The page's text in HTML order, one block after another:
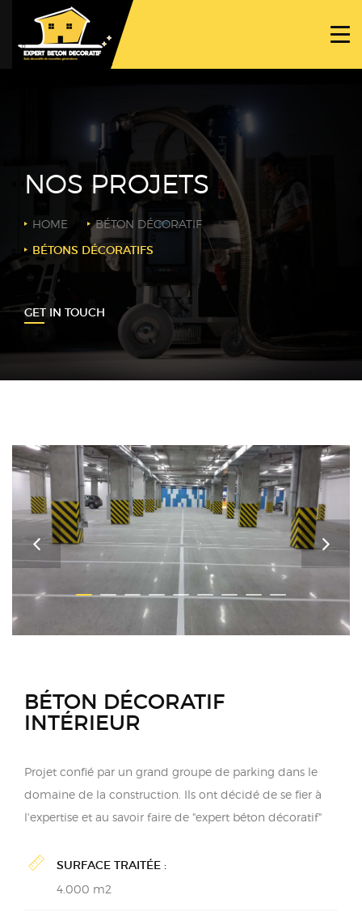
PROJETS
TRAVAUX SPÉCIFIQUES
NOUS CONTACTER
NOS PROJETS
HOME BÉTON DÉCORATIF
BÉTONS DÉCORATIFS
GET IN TOUCH
BÉTON DÉCORATIF
INTÉRIEUR
Projet confié par un grand groupe de parking dans le
domaine de la construction. Ils ont décidé de se fier à
l'expertise et au savoir faire de "expert béton décoratif"
SURFACE TRAITÉE :
4.000 m2